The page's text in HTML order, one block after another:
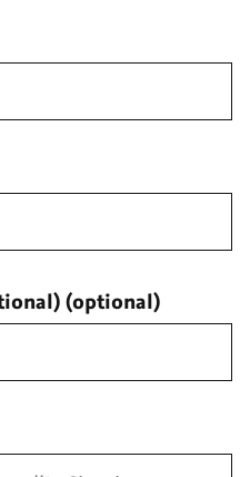
(optional)